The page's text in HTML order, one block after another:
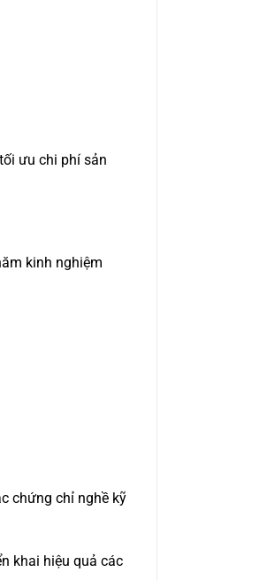
ưu chi phí sản
kinh nghiệm
chứng chỉ nghề kỹ
khai hiệu quả các